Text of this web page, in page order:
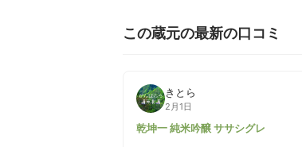
この蔵元の最新の口コミ
きとら
2月1日
乾坤一 純米吟醸 ササシグレ